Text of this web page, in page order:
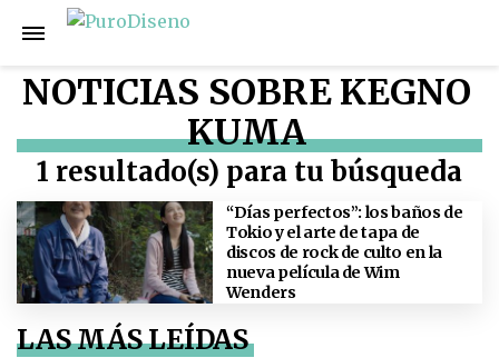
NOTICIAS SOBRE KEGNO
KUMA
1 resultado(s) para tu búsqueda
“Días perfectos”: los baños de
Tokio y el arte de tapa de
discos de rock de culto en la
nueva película de Wim
Wenders
LAS MÁS LEÍDAS